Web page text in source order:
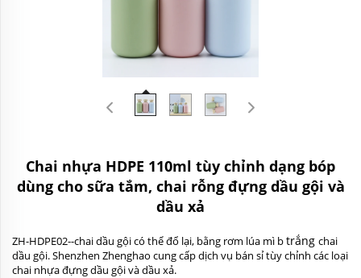
Chai nhựa HDPE 110ml tùy chỉnh dạng bóp
dùng cho sữa tắm, chai rỗng đựng dầu gội và
dầu xả
ZH-HDPE02--chai dầu gội có thể đổ lại, bằng rơm lúa mì btrắng chai
dầu gội. Shenzhen Zhenghao cung cấp dịch vụ bán sỉ tùy chỉnh các loại
chai nhựa đựng dầu gội và dầu xả.